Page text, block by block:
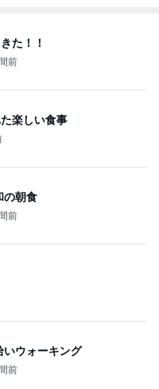
た！！
前
楽しい食事
の朝食
前
の指輪